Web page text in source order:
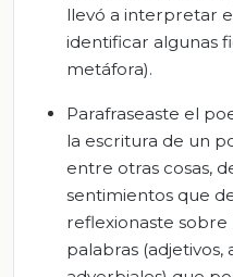
llevó a interpretar
identificar algunas
metáfora).
Parafraseaste el
la escritura de un
entre otras cosas,
sentimientos que
reflexionaste sobre
palabras (adjetivos,